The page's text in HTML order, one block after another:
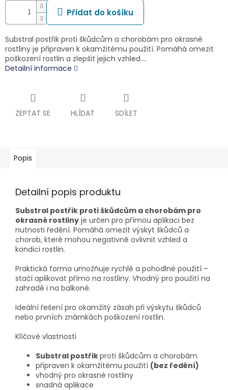
Přidat do košíku
Substral postřik proti škůdcům a chorobám pro okrasné
rostliny je připraven k okamžitému použití. Pomáhá omezit
poškození rostlin a zlepšit jejich vzhled.…
Detailní informace
ZEPTAT SE HLÍDAT SDÍLET
Popis
Detailní popis produktu
Substral postřik proti škůdcům a chorobám pro
okrasné rostliny je určen pro přímou aplikaci bez
nutnosti ředění. Pomáhá omezit výskyt škůdců a
chorob, které mohou negativně ovlivnit vzhled a
kondici rostlin.
Praktická forma umožňuje rychlé a pohodlné použití –
stačí aplikovat přímo na rostliny. Vhodný pro použití na
zahradě i na balkoně.
Ideální řešení pro okamžitý zásah při výskytu škůdců
nebo prvních známkách poškození rostlin.
Klíčové vlastnosti
Substral postřikproti škůdcům a chorobám
připraven k okamžitému použití (bez ředění)
vhodný pro okrasné rostliny
snadná aplikace